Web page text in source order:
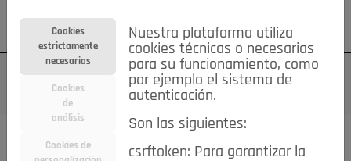
Su cuenta Regístrese ¿Olvidó su contraseña?
TODAS Deporte Bicicletas Deportes y Ocio
Cookies
estrictamente
necesarias
Cookies
de
análisis
Cookies de
Nuestra plataforma utiliza
cookies técnicas o necesarias
para su funcionamiento, como
por ejemplo el sistema de
autenticación.
Son las siguientes:
csrftoken: Para garantizar la